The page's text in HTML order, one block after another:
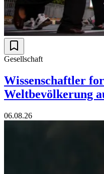
Gesellschaft
Wissenschaftler
Weltbevölkerung
06.08.26